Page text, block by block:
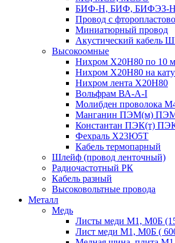
БИФ-Н, БИФ, БИФЭЗ-
Провод с
Миниатюрный провод
Акустический
Высокоомные
Нихром Х20Н80 по 10 м
Нихром Х20Н80 на
Нихром лента Х20Н80
Вольфрам ВА-А-I
Молибден проволока
Манганин ПЭМ(м)
Константан ПЭК(т)
Фехраль Х23Ю5Т
Кабель термопарный
Шлейф (провод ленточный)
Радиочастотный РК
Кабель разный
Высоковольтные провода
Металл
Медь
Листы меди М1, М0Б
Лист меди М1, М0Б (